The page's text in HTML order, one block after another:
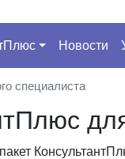
Новости
специалиста